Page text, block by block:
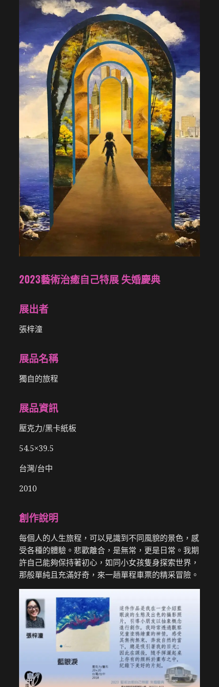
2023藝術治癒自己特展 失婚慶典
展出者
張梓潼
展品名稱
獨自的旅程
展品資訊
壓克力/黑卡紙板
54.5×39.5
台灣/台中
2010
創作說明
每個人的人生旅程，可以見識到不同風貌的景色，感
受各種的體驗。悲歡離合，是無常，更是日常。我期
許自己能夠保持著初心，如同小女孩隻身探索世界，
那般單純且充滿好奇，來一趟單程車票的精采冒險。